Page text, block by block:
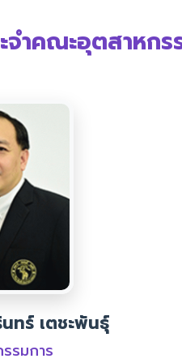
จำคณะอุตสาหกร
ทร์ เตชะพันธุ์
รรมการ